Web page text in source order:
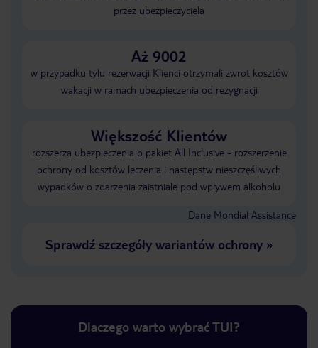
przez ubezpieczyciela
Aż 9002
w przypadku tylu rezerwacji Klienci otrzymali zwrot kosztów
wakacji w ramach ubezpieczenia od rezygnacji
Większość Klientów
rozszerza ubezpieczenia o pakiet All Inclusive - rozszerzenie
ochrony od kosztów leczenia i następstw nieszczęśliwych
wypadków o zdarzenia zaistniałe pod wpływem alkoholu
Dane Mondial Assistance
Sprawdź szczegóły wariantów ochrony»
Dlaczego warto wybrać TUI?